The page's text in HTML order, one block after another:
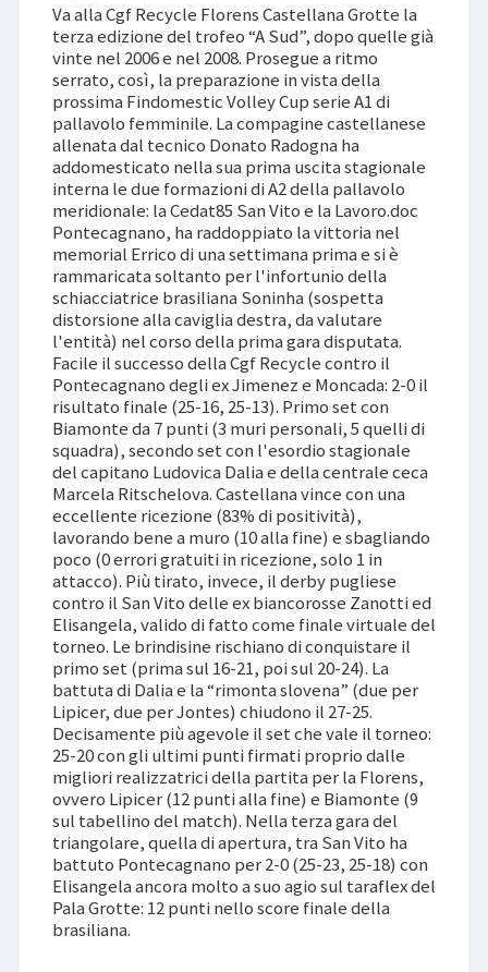
Va alla Cgf Recycle Florens Castellana Grotte la
terza edizione del trofeo “A Sud”, dopo quelle già
vinte nel 2006 e nel 2008. Prosegue a ritmo
serrato, così, la preparazione in vista della
prossima Findomestic Volley Cup serie A1 di
pallavolo femminile. La compagine castellanese
allenata dal tecnico Donato Radogna ha
addomesticato nella sua prima uscita stagionale
interna le due formazioni di A2 della pallavolo
meridionale: la Cedat85 San Vito e la Lavoro.doc
Pontecagnano, ha raddoppiato la vittoria nel
memorial Errico di una settimana prima e si è
rammaricata soltanto per l'infortunio della
schiacciatrice brasiliana Soninha (sospetta
distorsione alla caviglia destra, da valutare
l'entità) nel corso della prima gara disputata.
Facile il successo della Cgf Recycle contro il
Pontecagnano degli ex Jimenez e Moncada: 2-0 il
risultato finale (25-16, 25-13). Primo set con
Biamonte da 7 punti (3 muri personali, 5 quelli di
squadra), secondo set con l'esordio stagionale
del capitano Ludovica Dalia e della centrale ceca
Marcela Ritschelova. Castellana vince con una
eccellente ricezione (83% di positività),
lavorando bene a muro (10 alla fine) e sbagliando
poco (0 errori gratuiti in ricezione, solo 1 in
attacco). Più tirato, invece, il derby pugliese
contro il San Vito delle ex biancorosse Zanotti ed
Elisangela, valido di fatto come finale virtuale del
torneo. Le brindisine rischiano di conquistare il
primo set (prima sul 16-21, poi sul 20-24). La
battuta di Dalia e la “rimonta slovena” (due per
Lipicer, due per Jontes) chiudono il 27-25.
Decisamente più agevole il set che vale il torneo:
25-20 con gli ultimi punti firmati proprio dalle
migliori realizzatrici della partita per la Florens,
ovvero Lipicer (12 punti alla fine) e Biamonte (9
sul tabellino del match). Nella terza gara del
triangolare, quella di apertura, tra San Vito ha
battuto Pontecagnano per 2-0 (25-23, 25-18) con
Elisangela ancora molto a suo agio sul taraflex del
Pala Grotte: 12 punti nello score finale della
brasiliana.